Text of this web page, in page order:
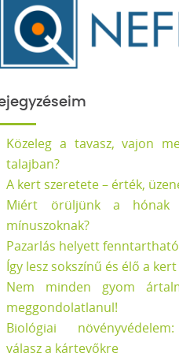
Közeleg a tavasz, vajon
talajban?
A kert szeretete – érték,
Miért örüljünk a
mínuszoknak?
Pazarlás helyett
Így lesz sokszínű és élő a
Nem minden gyom
meggondolatlanul!
Biológiai
válasz a kártevőkre